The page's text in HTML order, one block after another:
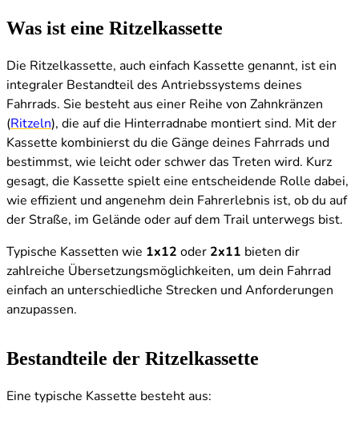
Was ist eine Ritzelkassette
Die Ritzelkassette, auch einfach Kassette genannt, ist ein
integraler Bestandteil des Antriebssystems deines
Fahrrads. Sie besteht aus einer Reihe von Zahnkränzen
(Ritzeln), die auf die Hinterradnabe montiert sind. Mit der
Kassette kombinierst du die Gänge deines Fahrrads und
bestimmst, wie leicht oder schwer das Treten wird. Kurz
gesagt, die Kassette spielt eine entscheidende Rolle dabei,
wie effizient und angenehm dein Fahrerlebnis ist, ob du auf
der Straße, im Gelände oder auf dem Trail unterwegs bist.
Typische Kassetten wie 1x12 oder 2x11 bieten dir
zahlreiche Übersetzungsmöglichkeiten, um dein Fahrrad
einfach an unterschiedliche Strecken und Anforderungen
anzupassen.
Bestandteile der Ritzelkassette
Eine typische Kassette besteht aus: